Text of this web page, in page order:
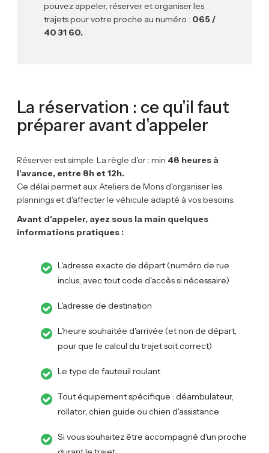
pouvez appeler, réserver et organiser les
trajets pour votre proche au numéro : 065 /
40 31 60.
La réservation : ce qu'il faut
préparer avant d'appeler
Réserver est simple. La règle d'or : min 48 heures à
l'avance, entre 8h et 12h.
Ce délai permet aux Ateliers de Mons d'organiser les
plannings et d'affecter le véhicule adapté à vos besoins.
Avant d'appeler, ayez sous la main quelques
informations pratiques :
L'adresse exacte de départ (numéro de rue
inclus, avec tout code d'accès si nécessaire)
L'adresse de destination
L'heure souhaitée d'arrivée (et non de départ,
pour que le calcul du trajet soit correct)
Le type de fauteuil roulant
Tout équipement spécifique : déambulateur,
rollator, chien guide ou chien d'assistance
Si vous souhaitez être accompagné d'un proche